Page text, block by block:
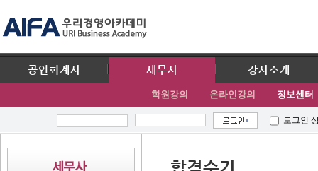
공인회계사 세무사
학원강의 온라인강의 정보센터
강사소개
로그인